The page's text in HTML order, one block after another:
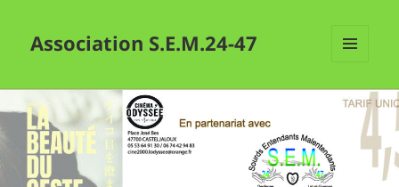
Association S.E.M.24-47
WIDGETS